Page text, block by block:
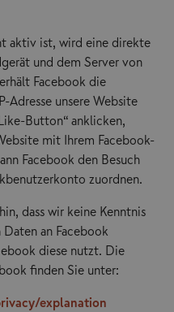
aktiv ist, wird eine direkte
und dem Server von
Facebook die
Adresse unsere Website
Button“ anklicken,
mit Ihrem Facebook-
Facebook den Besuch
zuordnen.
dass wir keine Kenntnis
an Facebook
diese nutzt. Die
finden Sie unter:
explanation